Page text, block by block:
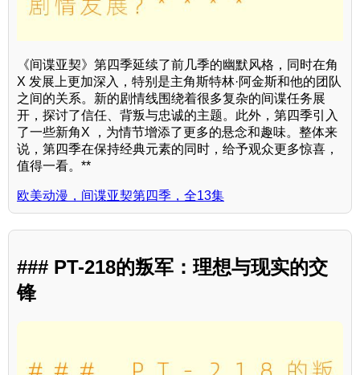
《间谍亚契》第四季延续了前几季的幽默风格，同时在角
X 发展上更加深入，特别是主角斯特林·阿金斯和他的团队
之间的关系。新的剧情线围绕着很多复杂的间谍任务展
开，探讨了信任、背叛与忠诚的主题。此外，第四季引入
了一些新角X ，为情节增添了更多的悬念和趣味。整体来
说，第四季在保持经典元素的同时，给予观众更多惊喜，
值得一看。**
欧美动漫，间谍亚契第四季，全13集
### PT-218的叛军：理想与现实的交
锋